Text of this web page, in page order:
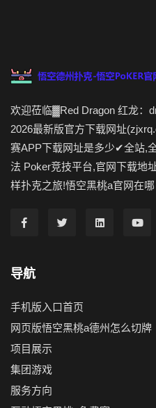
欢迎莅临▓Red Dragon 红龙：
2026最新版官方下载网址
赛APP下载网址是多少✔全站,
法 Poker竞技平台,官网下载地
样扑克之旅!悟空黑桃a官网在哪
导航
手机版入口首页
网页版悟空黑桃a德州怎么切牌
项目展示
集团游戏
服务方向